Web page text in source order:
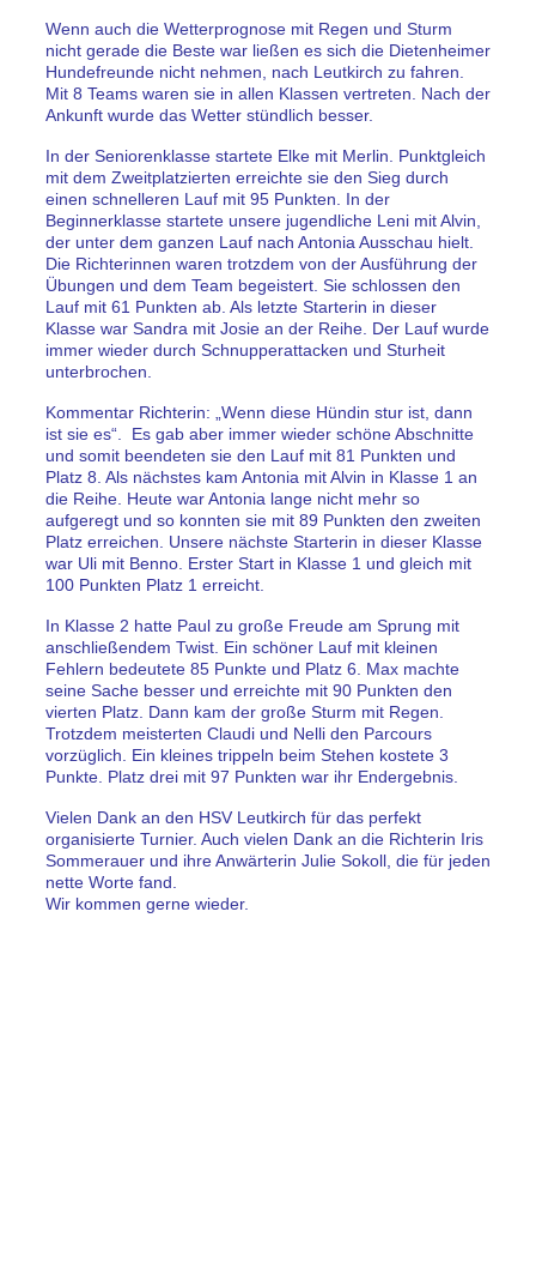
Wenn auch die Wetterprognose mit Regen und Sturm
nicht gerade die Beste war ließen es sich die Dietenheimer
Hundefreunde nicht nehmen, nach Leutkirch zu fahren.
Mit 8 Teams waren sie in allen Klassen vertreten. Nach der
Ankunft wurde das Wetter stündlich besser.
In der Seniorenklasse startete Elke mit Merlin. Punktgleich
mit dem Zweitplatzierten erreichte sie den Sieg durch
einen schnelleren Lauf mit 95 Punkten. In der
Beginnerklasse startete unsere jugendliche Leni mit Alvin,
der unter dem ganzen Lauf nach Antonia Ausschau hielt.
Die Richterinnen waren trotzdem von der Ausführung der
Übungen und dem Team begeistert. Sie schlossen den
Lauf mit 61 Punkten ab. Als letzte Starterin in dieser
Klasse war Sandra mit Josie an der Reihe. Der Lauf wurde
immer wieder durch Schnupperattacken und Sturheit
unterbrochen.
Kommentar Richterin: „Wenn diese Hündin stur ist, dann
ist sie es“. Es gab aber immer wieder schöne Abschnitte
und somit beendeten sie den Lauf mit 81 Punkten und
Platz 8. Als nächstes kam Antonia mit Alvin in Klasse 1 an
die Reihe. Heute war Antonia lange nicht mehr so
aufgeregt und so konnten sie mit 89 Punkten den zweiten
Platz erreichen. Unsere nächste Starterin in dieser Klasse
war Uli mit Benno. Erster Start in Klasse 1 und gleich mit
100 Punkten Platz 1 erreicht.
In Klasse 2 hatte Paul zu große Freude am Sprung mit
anschließendem Twist. Ein schöner Lauf mit kleinen
Fehlern bedeutete 85 Punkte und Platz 6. Max machte
seine Sache besser und erreichte mit 90 Punkten den
vierten Platz. Dann kam der große Sturm mit Regen.
Trotzdem meisterten Claudi und Nelli den Parcours
vorzüglich. Ein kleines trippeln beim Stehen kostete 3
Punkte. Platz drei mit 97 Punkten war ihr Endergebnis.
Vielen Dank an den HSV Leutkirch für das perfekt
organisierte Turnier. Auch vielen Dank an die Richterin Iris
Sommerauer und ihre Anwärterin Julie Sokoll, die für jeden
nette Worte fand.
Wir kommen gerne wieder.